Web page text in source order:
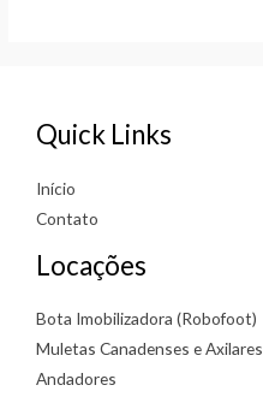
Quick Links
Início
Contato
Locações
Bota Imobilizadora (Robofoot)
Muletas Canadenses e Axilares
Andadores